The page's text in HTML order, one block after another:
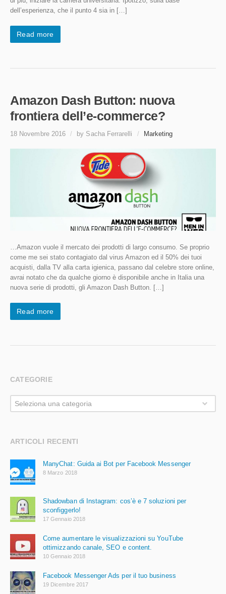
dell’esperienza, che il punto 4 sia in […]
Read more
Amazon Dash Button: nuova
frontiera dell’e-commerce?
18 Novembre 2016 / by Sacha Ferrarelli / Marketing
…Amazon vuole il mercato dei prodotti di largo consumo. Se proprio
come me sei stato contagiato dal virus Amazon ed il 50% dei tuoi
acquisti, dalla TV alla carta igienica, passano dal celebre store online,
avrai notato che da qualche giorno è disponibile anche in Italia una
nuova serie di prodotti, gli Amazon Dash Button. […]
Read more
CATEGORIE
Categorie
Seleziona una categoria
ARTICOLI RECENTI
ManyChat: Guida ai Bot per Facebook Messenger
8 Marzo 2018
Shadowban di Instagram: cos’è e 7 soluzioni per
sconfiggerlo!
17 Gennaio 2018
Come aumentare le visualizzazioni su YouTube
ottimizzando canale, SEO e content.
10 Gennaio 2018
Facebook Messenger Ads per il tuo business
19 Dicembre 2017